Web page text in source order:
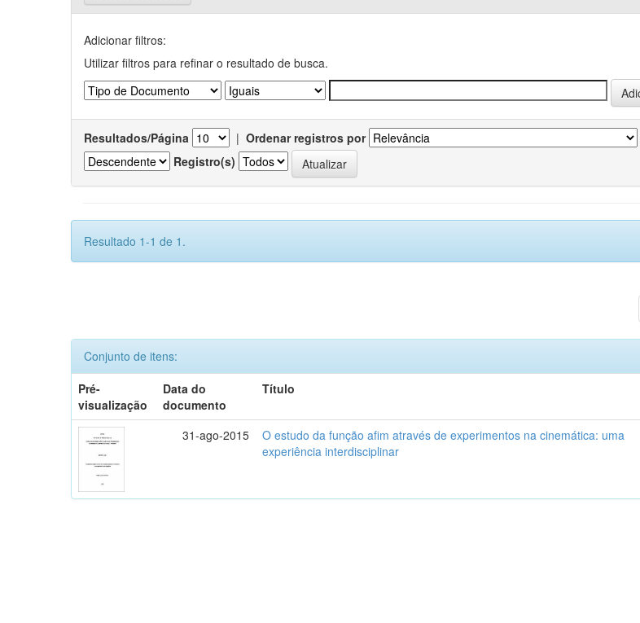
Adicionar filtros:
Utilizar filtros para refinar o resultado de busca.
Resultados/Página | Ordenar registros por
Registro(s)
Resultado 1-1 de 1.
Conjunto de itens:
Pré-
visualização
Data do
documento
Título
31-ago-2015
O estudo da função afim através de experimentos na cinemática: uma
experiência interdisciplinar